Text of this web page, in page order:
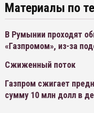
Материалы по
В Румынии проходят
«Газпромом», из-за
Сжиженный поток
Газпром сжигает
сумму 10 млн долл в